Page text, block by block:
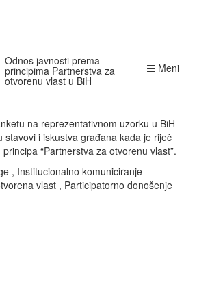
Meni
Odnos javnosti prema
principima Partnerstva za
otvorenu vlast u BiH
na reprezentativnom uzorku u BiH
stavovi i iskustva građana kada je riječ
“Partnerstva za otvorenu vlast”.
, Institucionalno komuniciranje
vlast , Participatorno donošenje